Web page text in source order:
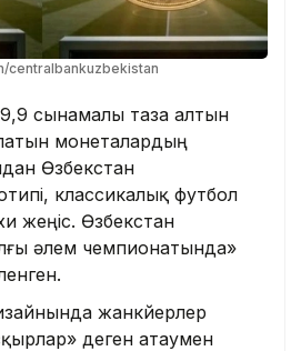
centralbankuzbekistan
сынамалы таза алтын
монеталардың
Өзбекстан
классикалық футбол
жеңіс. Өзбекстан
әлем чемпионатында»
жанкүйерлер
деген атаумен